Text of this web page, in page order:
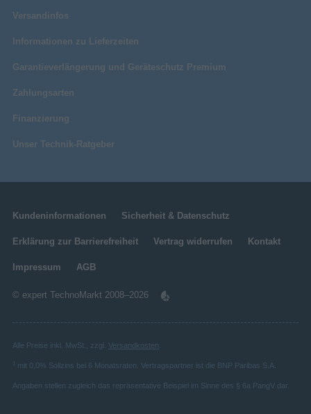
Versandinfos
Informationen zu Lieferzeiten
Garantieverlängerung und Geräteschutz Premium
Zahlungsarten
Finanzierung
Unser Technik-Ratgeber
Kundeninformationen Sicherheit & Datenschutz
Erklärung zur Barrierefreiheit Vertrag widerrufen Kontakt
Impressum AGB
© expert TechnoMarkt 2008–2026
Alle Preise inkl. MwSt., zzgl. Versandkosten.
mit 0,0% Sollzins bei 6 Monatsraten. Vertragspartner ist die BNP Paribas S.A.
Angaben stellen zugleich das repräsentative Beispiel im Sinne des § 6a PangV dar.